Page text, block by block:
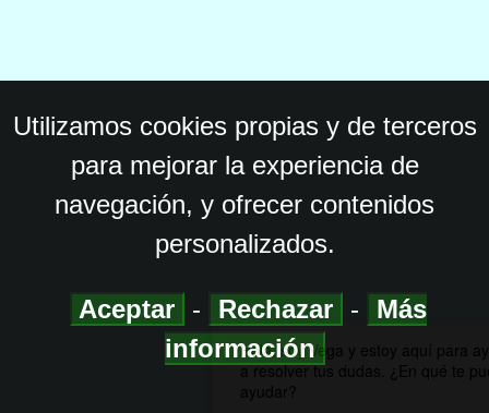
Utilizamos cookies propias y de terceros
para mejorar la experiencia de
navegación, y ofrecer contenidos
personalizados.
Aceptar - Rechazar -
Más
información